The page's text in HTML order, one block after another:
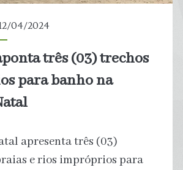
04/2024
três (03) trechos
para banho na
apresenta três (03)
e rios impróprios para